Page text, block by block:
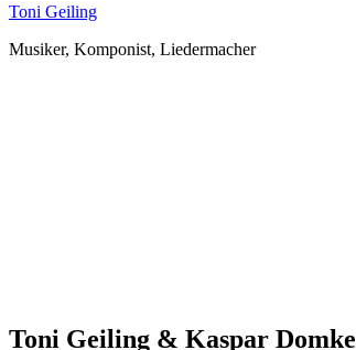
Toni Geiling
Musiker, Komponist, Liedermacher
Toni Geiling & Kaspar Domke